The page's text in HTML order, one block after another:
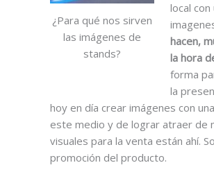
¿Para qué nos sirven
las imágenes de
stands?
local
hacen,
la hora
forma
la
hoy en día crear imágenes con
este medio y de lograr atraer de
visuales para la venta están ahí.
promoción del producto.